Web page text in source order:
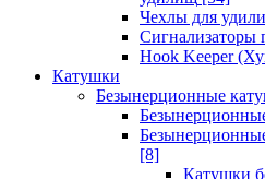
Чехлы для
Сигнализаторы
Hook Keeper
Катушки
Безынерционные
[8]
Катушки